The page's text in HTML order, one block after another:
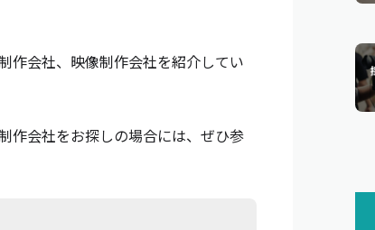
作会社、映像制作会社を紹介してい
作会社をお探しの場合には、ぜひ参